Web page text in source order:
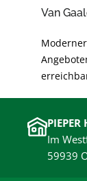
Van
PIEPER
Im
59939